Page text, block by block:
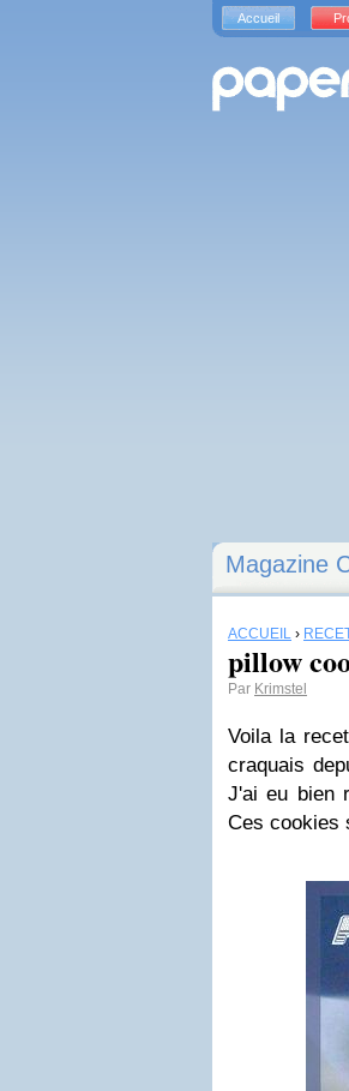
Magazine
ACCUEIL ›
pillow
Par Krimstel
Voila la
craquais
J'ai eu bien
Ces cookies
Accueil